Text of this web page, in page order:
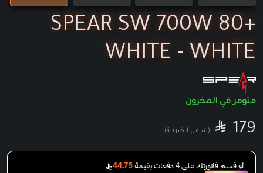
SPEAR SW 700W 80+
WHITE - WHITE
متوفر في المخزون
(شامل الضريبة)  SAR
179